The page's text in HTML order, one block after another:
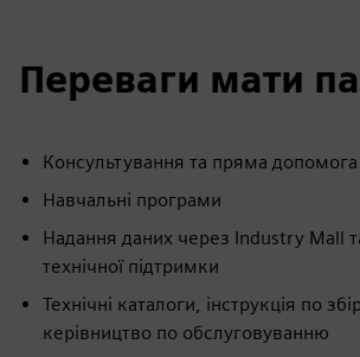
Переваги мати
Консультування та пряма допомога
Навчальні програми
Надання даних через Industry Mall
технічної підтримки
Технічні каталоги, інструкція по
керівництво по обслуговуванню